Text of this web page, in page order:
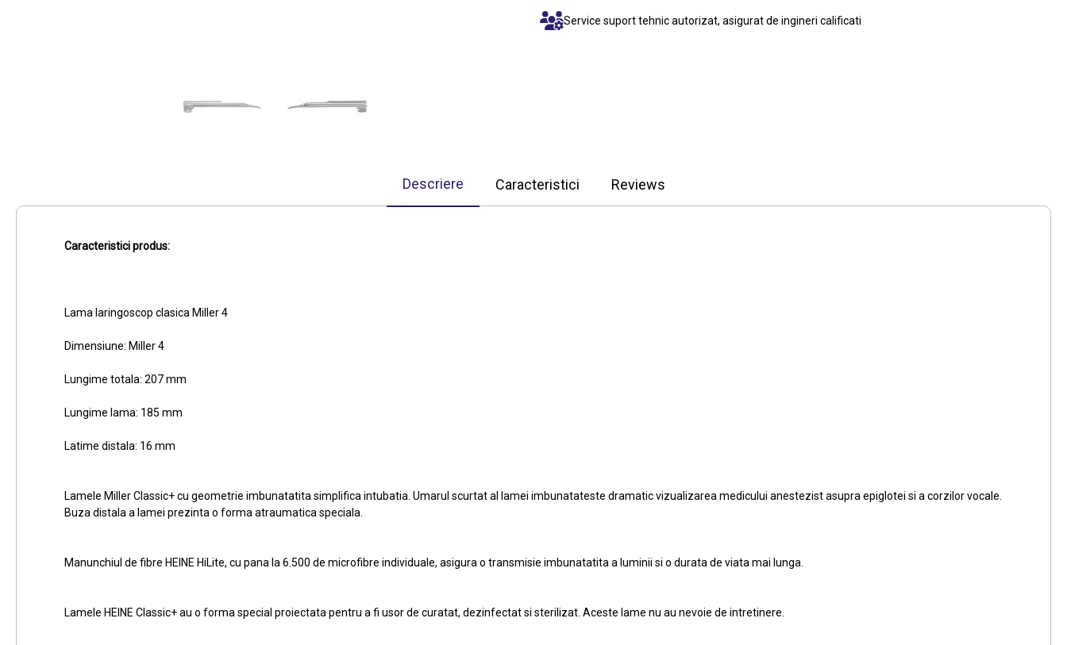
Service suport tehnic autorizat, asigurat de ingineri calificati
Descriere Caracteristici Reviews
Caracteristici produs:
Lama laringoscop clasica Miller 4
Dimensiune: Miller 4
Lungime totala: 207 mm
Lungime lama: 185 mm
Latime distala: 16 mm
Lamele Miller Classic+ cu geometrie imbunatatita simplifica intubatia. Umarul scurtat al lamei imbunatateste dramatic vizualizarea medicului anestezist asupra epiglotei si a corzilor vocale.
Buza distala a lamei prezinta o forma atraumatica speciala.
Manunchiul de fibre HEINE HiLite, cu pana la 6.500 de microfibre individuale, asigura o transmisie imbunatatita a luminii si o durata de viata mai lunga.
Lamele HEINE Classic+ au o forma special proiectata pentru a fi usor de curatat, dezinfectat si sterilizat. Aceste lame nu au nevoie de intretinere.